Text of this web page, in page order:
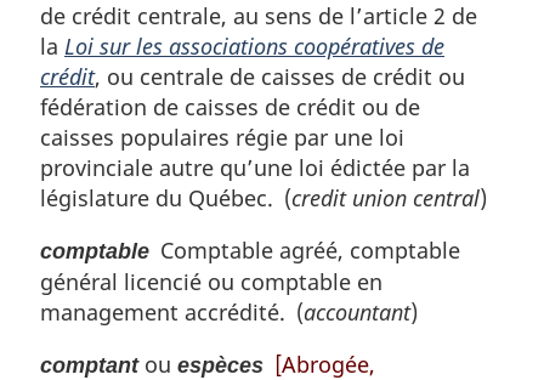
de crédit centrale, au sens de l’article 2 de
la Loi sur les associations coopératives de
crédit, ou centrale de caisses de crédit ou
fédération de caisses de crédit ou de
caisses populaires régie par une loi
provinciale autre qu’une loi édictée par la
législature du Québec. (credit union central)
comptable Comptable agréé, comptable
général licencié ou comptable en
management accrédité. (accountant)
comptantou espèces [Abrogée,